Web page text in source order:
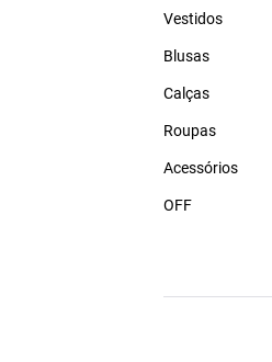
Vestidos
Blusas
Calças
Roupas
Acessórios
OFF